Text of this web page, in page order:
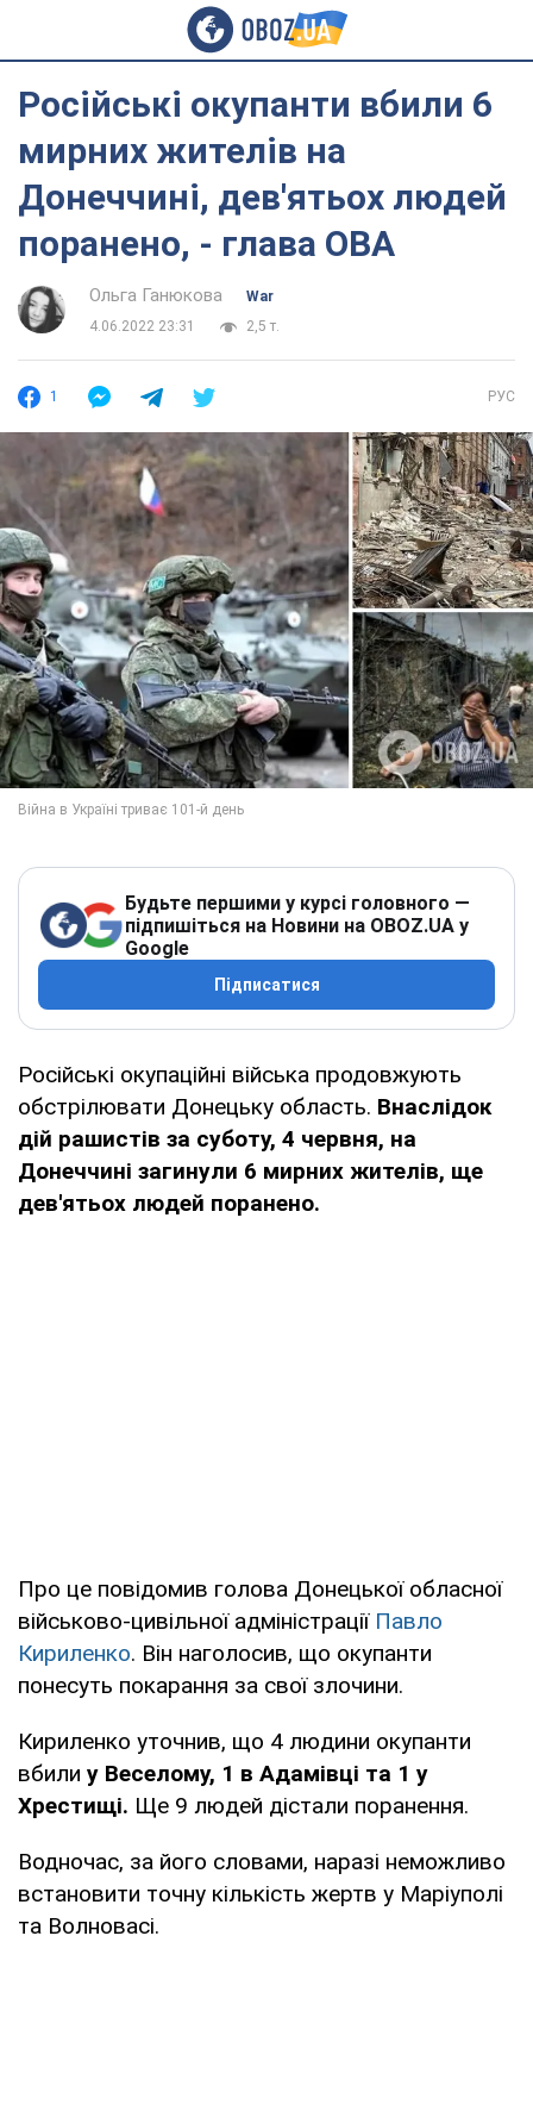
Російські окупанти вбили 6
мирних жителів на
Донеччині, дев'ятьох людей
поранено, - глава ОВА
Ольга Ганюкова
War
4.06.2022 23:31
2,5 т.
1 РУС
Будьте першими у курсі головного —
підпишіться на Новини на OBOZ.UA у
Google
Підписатися
Російські окупаційні війська продовжують
обстрілювати Донецьку область. Внаслідок
дій рашистів за суботу, 4 червня, на
Донеччині загинули 6 мирних жителів, ще
дев'ятьох людей поранено.
Про це повідомив голова Донецької обласної
військово-цивільної адміністрації Павло
Кириленко. Він наголосив, що окупанти
понесуть покарання за свої злочини.
Кириленко уточнив, що 4 людини окупанти
вбили у Веселому, 1 в Адамівці та 1 у
Хрестищі. Ще 9 людей дістали поранення.
Водночас, за його словами, наразі неможливо
встановити точну кількість жертв у Маріуполі
та Волновасі.